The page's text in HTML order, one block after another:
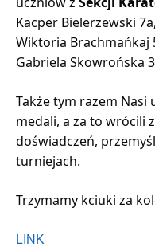
Kacper Bielerzewski 7a,
Wiktoria Brachmańkaj
Gabriela Skowrońska
Także tym razem Nasi
medali, a za to wrócili
doświadczeń,
turniejach.
Trzymamy kciuki za
LINK